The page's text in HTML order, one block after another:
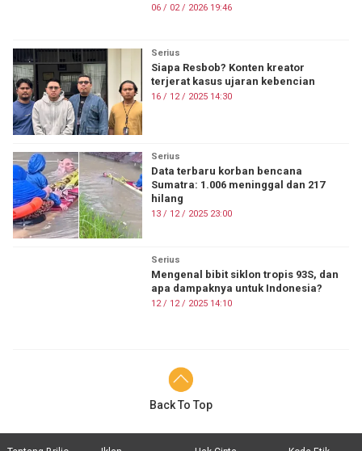
06 / 02 / 2026 19:46
Serius
Siapa Resbob? Konten kreator
terjerat kasus ujaran kebencian
16 / 12 / 2025 14:30
Serius
Data terbaru korban bencana
Sumatra: 1.006 meninggal dan 217
hilang
13 / 12 / 2025 23:00
Serius
Mengenal bibit siklon tropis 93S, dan
apa dampaknya untuk Indonesia?
12 / 12 / 2025 14:10
Back To Top